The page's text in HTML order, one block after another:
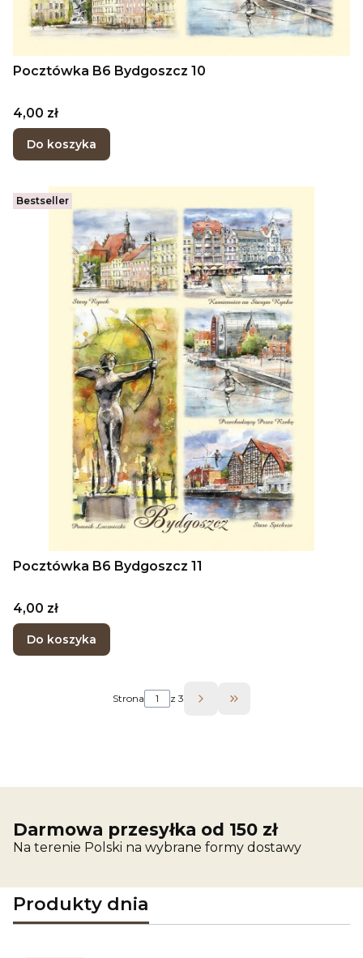
Pocztówka B6 Bydgoszcz 10
Cena
4,00 zł
Do koszyka
Bestseller
Pocztówka B6 Bydgoszcz 11
Cena
4,00 zł
Do koszyka
Strona z 3 Przejdź do ostatniej
Darmowa przesyłka od 150 zł
Na terenie Polski na wybrane formy dostawy
Produkty dnia